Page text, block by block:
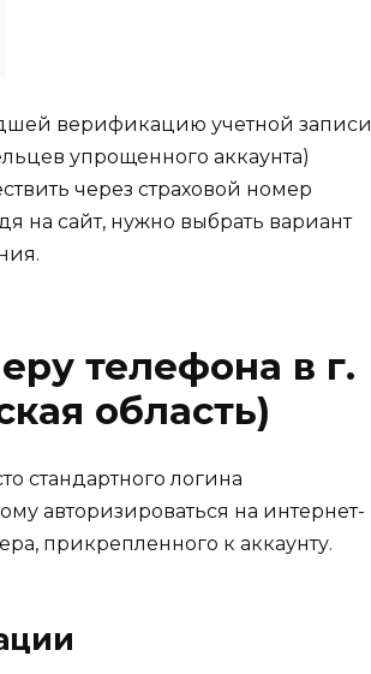
верификацию учетной записи
упрощенного аккаунта)
через страховой номер
на сайт, нужно выбрать вариант
телефона в г.
область)
стандартного логина
авторизироваться на интернет-
прикрепленного к аккаунту.